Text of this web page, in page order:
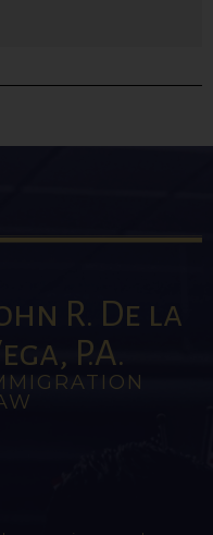
R. De la
P.A.